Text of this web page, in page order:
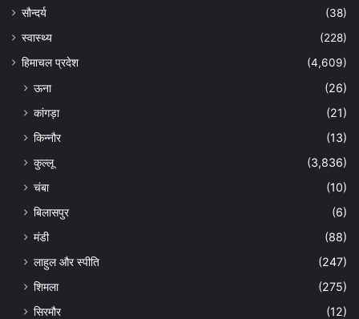
सौन्दर्य
(38)
स्वास्थ्य
(228)
हिमाचल प्रदेश
(4,609)
ऊना
(26)
कांगड़ा
(21)
किन्नौर
(13)
कुल्लू
(3,836)
चंबा
(10)
बिलासपुर
(6)
मंडी
(88)
लाहुल और स्पीति
(247)
शिमला
(275)
सिरमौर
(12)